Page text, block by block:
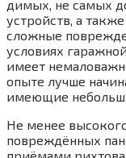
ди­мых, не самых
устройств, а
слож­ные
усло­ви­ях
име­ет
опы­те луч­ше
име­ю­щие
Не менее
повре­ждён­ных